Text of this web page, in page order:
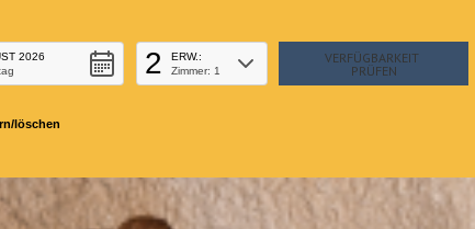
2026
2
ERW.:
Zimmer: 1
löschen